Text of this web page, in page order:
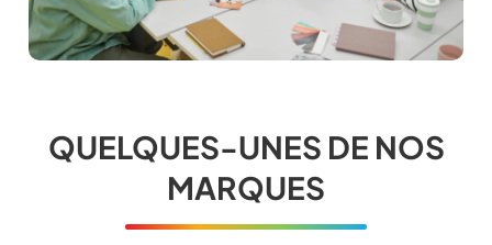
QUELQUES-UNES DE NOS
MARQUES